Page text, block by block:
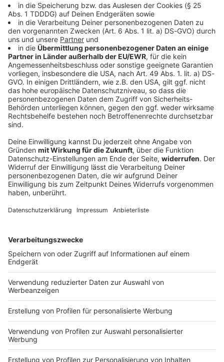
Bayern
Der Start in die neue Woche wird heiß und gewittrig.
DEINE GEMERKTEN ARTIKEL
Du hast dir noch keine Artikel gemerkt
Markiere sie hierfür mit einem